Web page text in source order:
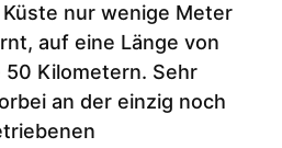
nur wenige Meter
auf eine Länge von
Kilometern. Sehr
an der einzig noch